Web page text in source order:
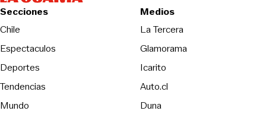
Secciones
Chile
Espectaculos
Deportes
Tendencias
Mundo
Medios
La TerceraOpens in new
Glamorama
Icarito
Auto.cl
DunaOpens in new window